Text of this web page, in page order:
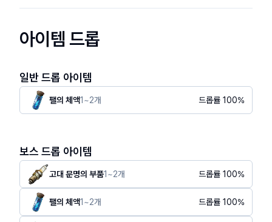
아이템 드롭
일반 드롭 아이템
팰의 체액1 ~2개 드롭률 100%
보스 드롭 아이템
고대 문명의 부품1 ~2개 드롭률 100%
팰의 체액1 ~2개 드롭률 100%